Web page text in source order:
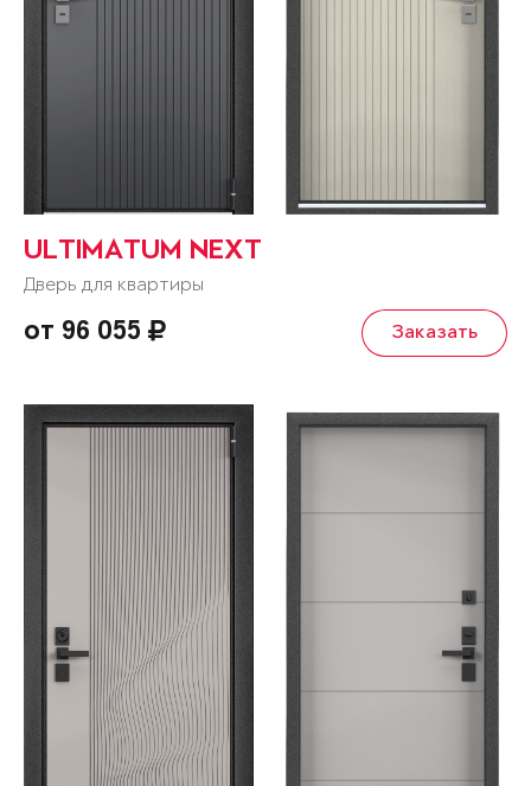
ULTIMATUM NEXT
Дверь для квартиры
от 96 055 Заказать